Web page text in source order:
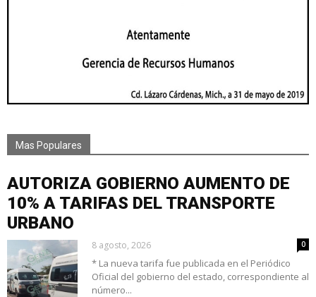
Mas Populares
AUTORIZA GOBIERNO AUMENTO DE
10% A TARIFAS DEL TRANSPORTE
URBANO
8 agosto, 2026 0
* La nueva tarifa fue publicada en el Periódico
Oficial del gobierno del estado, correspondiente al
número...